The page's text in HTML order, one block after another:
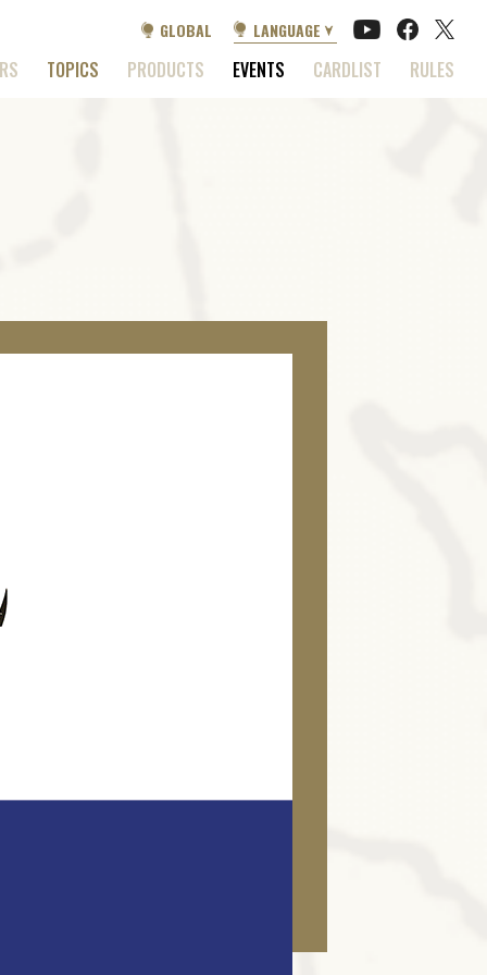
GLOBAL LANGUAGE
TOPICS PRODUCTS EVENTS CARDLIST RULES